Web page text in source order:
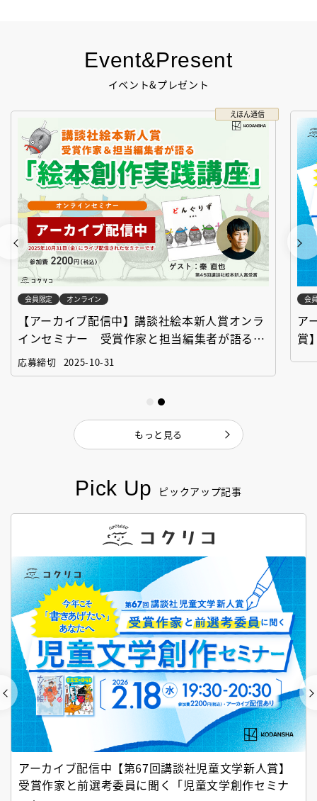
Pick Up ピックアップ記事
アーカイブ配信中【第67回講談社児童文学新人賞】
受賞作家と前選考委員に聞く「児童文学創作セミナ
Event&Present
イベント&プレゼント
えほん通信
会員限定 オンライン
【アーカイブ配信中】講談社絵本新人賞オンラ
インセミナー 受賞作家と担当編集者が語る
「絵本創作実践講座」
応募締切 2025-10-31
会
ア
賞
もっと見る